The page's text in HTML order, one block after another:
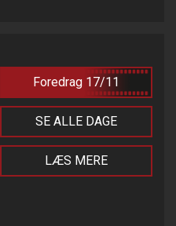
Foredrag 17/11
SE ALLE DAGE
LÆS MERE